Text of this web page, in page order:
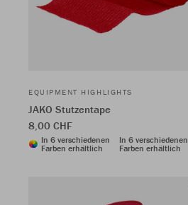
EQUIPMENT HIGHLIGHTS
JAKO Stutzentape
8,00 CHF
In 6 verschiedenen
Farben erhältlich
In 6 verschiedenen
Farben erhältlich